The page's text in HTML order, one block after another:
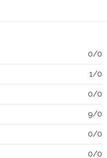
0/0
1/0
0/0
9/0
0/0
0/0